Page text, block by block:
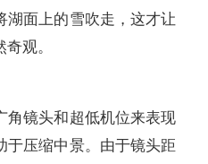
湖面上的雪吹走，这才让
观。
角镜头和超低机位来表现
于压缩中景。由于镜头距